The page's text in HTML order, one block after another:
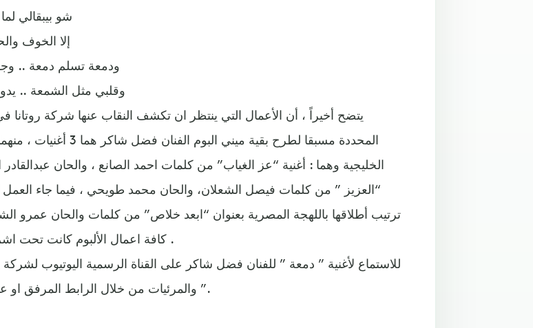
شو بيبقالي
إلا الخوف
ودمعة تسلم دمعة ..
وقلبي مثل الشمعة ..
يتضح أخيراً ، أن الأعمال التي ينتظر ان تكشف النقاب عنها شركة روتانا
المحددة مسبقا لطرح بقية ميني البوم
الخليجية وهما : أغنية “عز الغياب” من كلمات احمد الصانع ، والحان عبدالقادر
“العزيز ” من كلمات فيصل الشعلان، والحان محمد طويحي ، فيما جاء
ترتيب أطلاقها باللهجة المصرية بعنوان “ابعد خلاص” من كلمات والحان عمرو
كافة اعمال الألبوم كانت تحت اشراف اياد النقيب .
للاستماع لأغنية ” دمعة ” للفنان فضل شاكر على القناة الرسمية اليوتيوب لشركة
والمرئيات من خلال الرابط المرفق او عبر تطبيق “ديزر ”.